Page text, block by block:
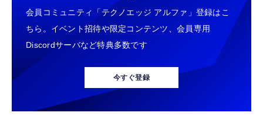
会員コミュニティ「テクノエッジ アルファ」登録はこ
ちら。イベント招待や限定コンテンツ、会員専用
Discordサーバなど特典多数です
今すぐ登録